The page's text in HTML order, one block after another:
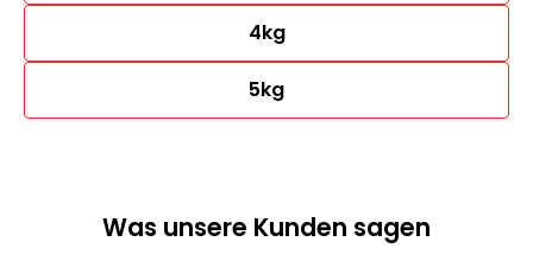
4kg
5kg
Was unsere Kunden sagen